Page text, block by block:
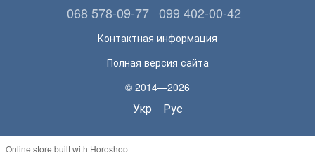
068 578-09-77 099 402-00-42
Контактная информация
Полная версия сайта
© 2014—2026
Укр Рус
Online store built with Horoshop